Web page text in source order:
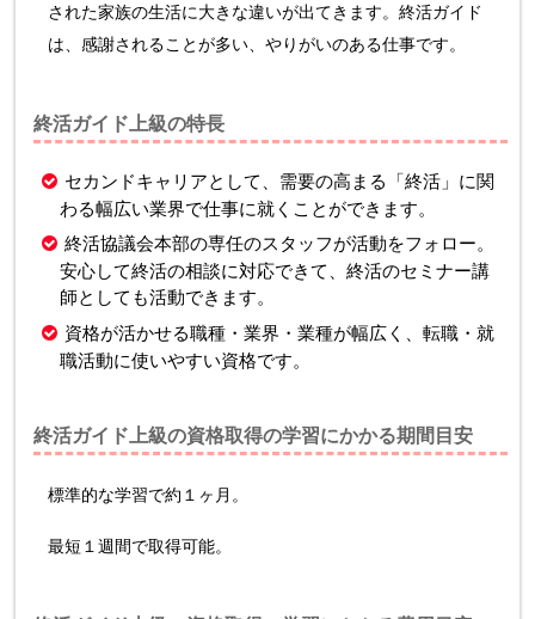
された家族の生活に大きな違いが出てきます。終活ガイド
は、感謝されることが多い、やりがいのある仕事です。
終活ガイド上級の特長
セカンドキャリアとして、需要の高まる「終活」に関
わる幅広い業界で仕事に就くことができます。
終活協議会本部の専任のスタッフが活動をフォロー。
安心して終活の相談に対応できて、終活のセミナー講
師としても活動できます。
資格が活かせる職種・業界・業種が幅広く、転職・就
職活動に使いやすい資格です。
終活ガイド上級の資格取得の学習にかかる期間目安
標準的な学習で約１ヶ月。
最短１週間で取得可能。